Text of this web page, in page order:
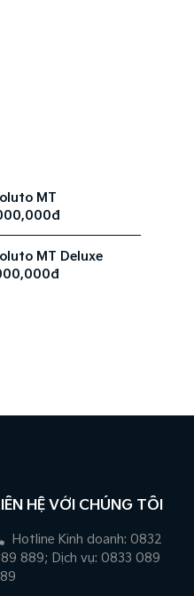
MT
MT Deluxe
HỆ VỚI CHÚNG TÔI
Hotline Kinh doanh: 0832
889; Dịch vụ: 0833 089